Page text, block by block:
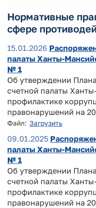
Нормативные
сфере
15.01.2026
палаты Ханты-
№ 1
Об утверждении
счетной палаты
профилактике
правонарушений на
Файл: Загрузить
09.01.2025
палаты Ханты-
№ 1
Об утверждении
счетной палаты
профилактике
правонарушений на